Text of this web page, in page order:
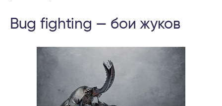
Bug fighting — бои жуков